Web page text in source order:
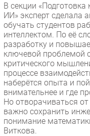
В секции
ИИ» эксперт сделала
обучать студентов
интеллектом. По её
разработку и
ключевой проблемой
критического
процессе
наберётся опыта и
внимательнее и где
Но отворачиваться
важно сохранить
понимание
Виткова.